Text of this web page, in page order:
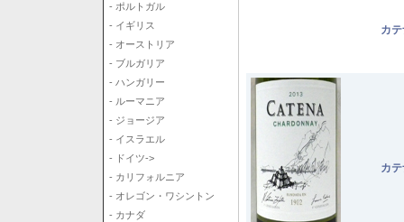
- ポルトガル
- イギリス
- オーストリア
- ブルガリア
- ハンガリー
- ルーマニア
- ジョージア
- イスラエル
- ドイツ->
- カリフォルニア
- オレゴン・ワシントン
- カナダ
カ
カ